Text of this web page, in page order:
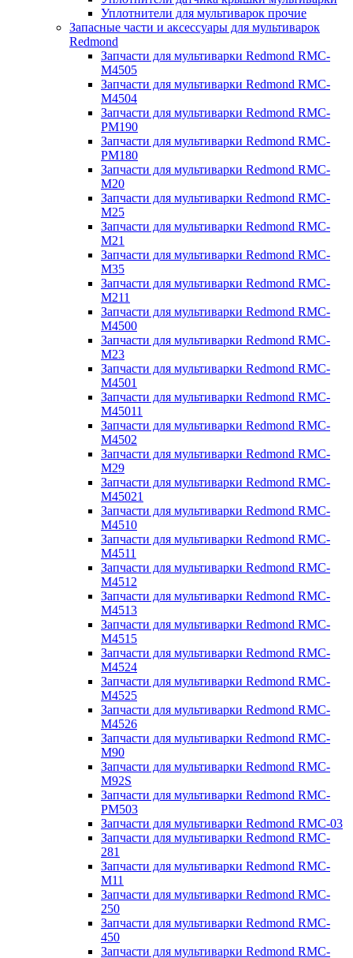
Уплотнители для мультиварок прочие
Запасные части и аксессуары для мультиварок
Redmond
Запчасти для мультиварки Redmond RMC-
M4505
Запчасти для мультиварки Redmond RMC-
M4504
Запчасти для мультиварки Redmond RMC-
PM190
Запчасти для мультиварки Redmond RMC-
PM180
Запчасти для мультиварки Redmond RMC-
M20
Запчасти для мультиварки Redmond RMC-
M25
Запчасти для мультиварки Redmond RMC-
M21
Запчасти для мультиварки Redmond RMC-
M35
Запчасти для мультиварки Redmond RMC-
M211
Запчасти для мультиварки Redmond RMC-
M4500
Запчасти для мультиварки Redmond RMC-
M23
Запчасти для мультиварки Redmond RMC-
M4501
Запчасти для мультиварки Redmond RMC-
M45011
Запчасти для мультиварки Redmond RMC-
M4502
Запчасти для мультиварки Redmond RMC-
M29
Запчасти для мультиварки Redmond RMC-
M45021
Запчасти для мультиварки Redmond RMC-
M4510
Запчасти для мультиварки Redmond RMC-
M4511
Запчасти для мультиварки Redmond RMC-
M4512
Запчасти для мультиварки Redmond RMC-
M4513
Запчасти для мультиварки Redmond RMC-
M4515
Запчасти для мультиварки Redmond RMC-
M4524
Запчасти для мультиварки Redmond RMC-
M4525
Запчасти для мультиварки Redmond RMC-
M4526
Запчасти для мультиварки Redmond RMC-
M90
Запчасти для мультиварки Redmond RMC-
M92S
Запчасти для мультиварки Redmond RMC-
PM503
Запчасти для мультиварки Redmond RMC-03
Запчасти для мультиварки Redmond RMC-
281
Запчасти для мультиварки Redmond RMC-
M11
Запчасти для мультиварки Redmond RMC-
250
Запчасти для мультиварки Redmond RMC-
450
Запчасти для мультиварки Redmond RMC-